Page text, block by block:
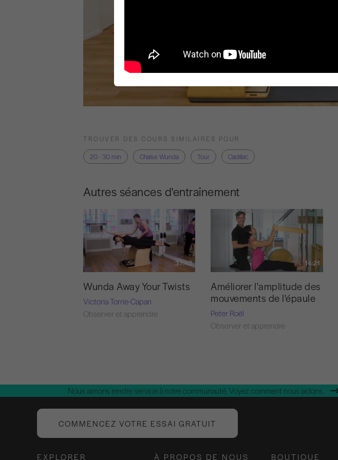
TROUVER DES COURS SIMILAIRES POUR
20 - 30 min
Chaise Wunda Tour Cadillac
Autres séances d'entraînement
37:42
Wunda Away Your Twists
Victoria Torrie-Capan
Observer et apprendre
14:21
Améliorer l'amplitude des
mouvements de l'épaule
Peter Roël
Observer et apprendre
Nous aimons rendre service à notre communauté. Voyez comment nous aidons.
COMMENCEZ VOTRE ESSAI GRATUIT
EXPLORER À PROPOS DE NOUS BOUTIQUE